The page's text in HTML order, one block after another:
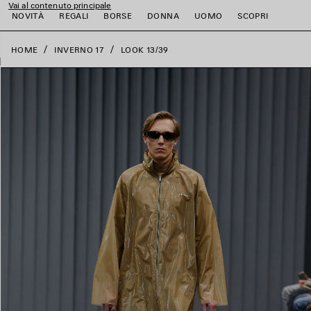
Vai al contenuto principale
NOVITÀ
REGALI BORSE DONNA UOMO SCOPRI
HOME INVERNO 17 LOOK 13/39
close the banner